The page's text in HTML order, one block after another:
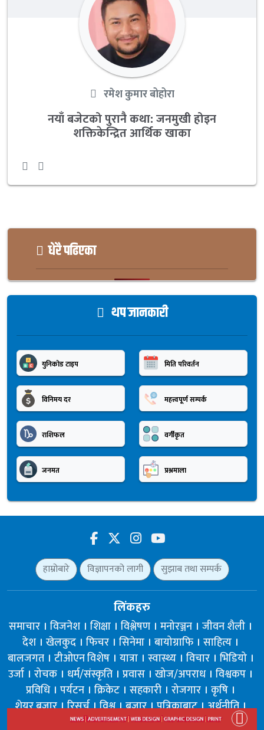
रमेश कुमार बोहोरा
नयाँ बजेटको पुरानै कथा: जनमुखी होइन
शक्तिकेन्द्रित आर्थिक खाका
धेरै पढिएका
थप जानकारी
युनिकोड टाइप मिति परिवर्तन
विनिमय दर महत्त्वपूर्ण सम्पर्क
राशिफल वर्गीकृत
जनमत प्रश्नमाला
हाम्रोबारे विज्ञापनको लागी सुझाब तथा सम्पर्क
लिंकहरु
समाचार विजनेश शिक्षा विश्लेषण मनोरञ्जन जीवन शैली
देश खेलकुद फिचर सिनेमा बायोग्राफि साहित्य
बालजगत टीओएन विशेष यात्रा स्वास्थ्य विचार भिडियो
उर्जा रोचक धर्म/संस्कृति प्रवास खोज/अपराध विश्वकप
प्रविधि पर्यटन क्रिकेट सहकारी रोजगार कृषि
शेयर बजार रिसर्च विश्व बजार पत्रिकाबाट अर्थनीति
सम्पादकीय अन्तर्वार्ता खानपान राजनीति